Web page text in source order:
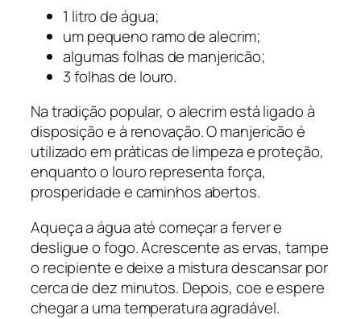
1 litro de água;
um pequeno ramo de alecrim;
algumas folhas de manjericão;
3 folhas de louro.
Na tradição popular, o alecrim está ligado à
disposição e à renovação. O manjericão é
utilizado em práticas de limpeza e proteção,
enquanto o louro representa força,
prosperidade e caminhos abertos.
Aqueça a água até começar a ferver e
desligue o fogo. Acrescente as ervas, tampe
o recipiente e deixe a mistura descansar por
cerca de dez minutos. Depois, coe e espere
chegar a uma temperatura agradável.